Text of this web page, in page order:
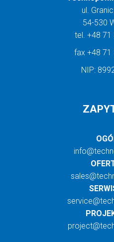
ul.
54-530
tel. +48 71
fax +48 71
NIP: